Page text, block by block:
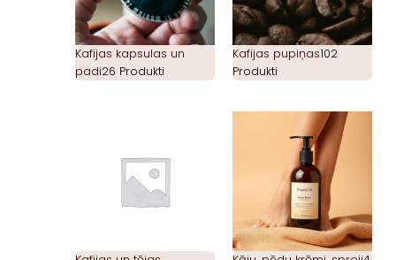
Kafijas kapsulas un
padi26 Produkti
Kafijas pupiņas102
Produkti